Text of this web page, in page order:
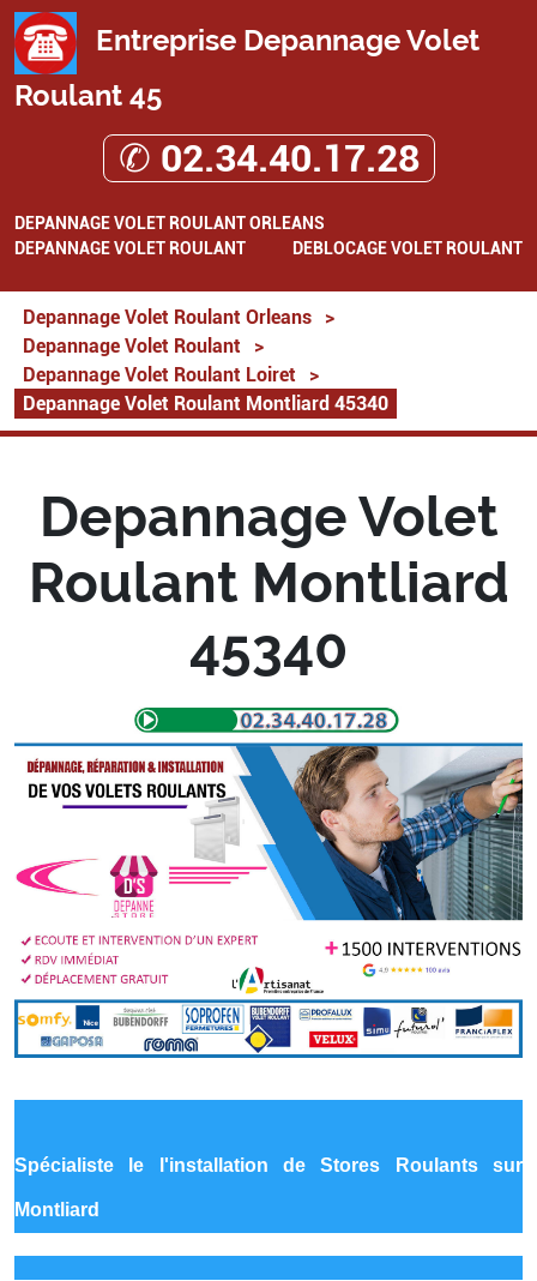
Entreprise Depannage Volet
Roulant 45
✆ 02.34.40.17.28
DEPANNAGE VOLET ROULANT ORLEANS
DEPANNAGE VOLET ROULANT
DEBLOCAGE VOLET ROULANT
Depannage Volet Roulant Orleans
>
Depannage Volet Roulant
>
Depannage Volet Roulant Loiret
>
Depannage Volet Roulant Montliard 45340
Depannage Volet
Roulant Montliard
45340
Spécialiste le l'installation de Stores Roulants sur
Montliard